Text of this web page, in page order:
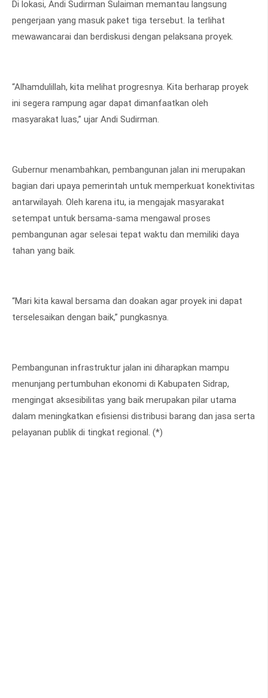
Di lokasi, Andi Sudirman Sulaiman memantau langsung
pengerjaan yang masuk paket tiga tersebut. Ia terlihat
mewawancarai dan berdiskusi dengan pelaksana proyek.
“Alhamdulillah, kita melihat progresnya. Kita berharap proyek
ini segera rampung agar dapat dimanfaatkan oleh
masyarakat luas,” ujar Andi Sudirman.
Gubernur menambahkan, pembangunan jalan ini merupakan
bagian dari upaya pemerintah untuk memperkuat konektivitas
antarwilayah. Oleh karena itu, ia mengajak masyarakat
setempat untuk bersama-sama mengawal proses
pembangunan agar selesai tepat waktu dan memiliki daya
tahan yang baik.
“Mari kita kawal bersama dan doakan agar proyek ini dapat
terselesaikan dengan baik,” pungkasnya.
Pembangunan infrastruktur jalan ini diharapkan mampu
menunjang pertumbuhan ekonomi di Kabupaten Sidrap,
mengingat aksesibilitas yang baik merupakan pilar utama
dalam meningkatkan efisiensi distribusi barang dan jasa serta
pelayanan publik di tingkat regional. (*)